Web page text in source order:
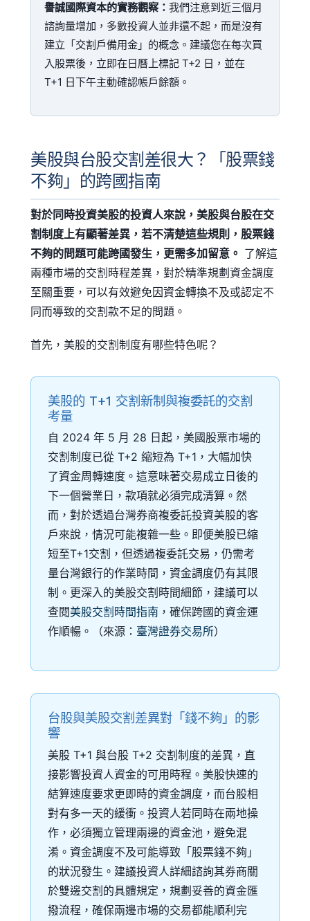
譽誠國際資本的實務觀察：我們注意到近三個月
諮詢量增加，多數投資人並非還不起，而是沒有
建立「交割戶備用金」的概念。建議您在每次買
入股票後，立即在日曆上標記 T+2 日，並在
T+1 日下午主動確認帳戶餘額。
美股與台股交割差很大？「股票錢
不夠」的跨國指南
對於同時投資美股的投資人來說，美股與台股在交
割制度上有顯著差異，若不清楚這些規則，股票錢
不夠的問題可能跨國發生，更需多加留意。 了解這
兩種市場的交割時程差異，對於精準規劃資金調度
至關重要，可以有效避免因資金轉換不及或認定不
同而導致的交割款不足的問題。
首先，美股的交割制度有哪些特色呢？
美股的 T+1 交割新制與複委託的交割
考量
自 2024 年 5 月 28 日起，美國股票市場的
交割制度已從 T+2 縮短為 T+1，大幅加快
了資金周轉速度。這意味著交易成立日後的
下一個營業日，款項就必須完成清算。然
而，對於透過台灣券商複委託投資美股的客
戶來說，情況可能複雜一些。即便美股已縮
短至T+1交割，但透過複委託交易，仍需考
量台灣銀行的作業時間，資金調度仍有其限
制。更深入的美股交割時間細節，建議可以
查閱美股交割時間指南 ，確保跨國的資金運
作順暢。（來源： 臺灣證券交易所）
台股與美股交割差異對「錢不夠」的影
響
美股 T+1 與台股 T+2 交割制度的差異，直
接影響投資人資金的可用時程。美股快速的
結算速度要求更即時的資金調度，而台股相
對有多一天的緩衝。投資人若同時在兩地操
作，必須獨立管理兩邊的資金池，避免混
淆。資金調度不及可能導致「股票錢不夠」
的狀況發生。建議投資人詳細諮詢其券商關
於雙邊交割的具體規定，規劃妥善的資金匯
撥流程，確保兩邊市場的交易都能順利完